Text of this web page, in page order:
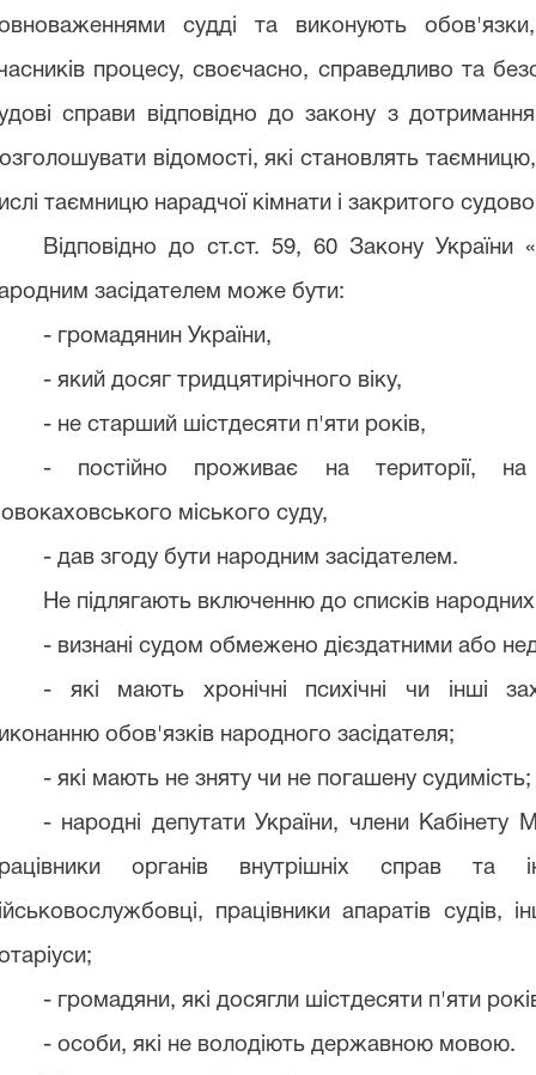
судді та виконують
процесу, своєчасно, справедливо та
справи відповідно до закону з
відомості, які становлять
таємницю нарадчої кімнати і закритого
Відповідно до ст.ст. 59, 60 Закону України
засідателем може бути:
- громадянин України,
- який досяг тридцятирічного віку,
- не старший шістдесяти п'яти років,
- постійно проживає на території,
міського суду,
- дав згоду бути народним засідателем.
Не підлягають включенню до списків народних
- визнані судом обмежено дієздатними або
- які мають хронічні психічні чи інші
обов'язків народного засідателя;
- які мають не зняту чи не погашену судимість;
- народні депутати України, члени Кабінету
органів внутрішніх справ та
працівники апаратів судів,
- громадяни, які досягли шістдесяти п'яти
- особи, які не володіють державною мовою.